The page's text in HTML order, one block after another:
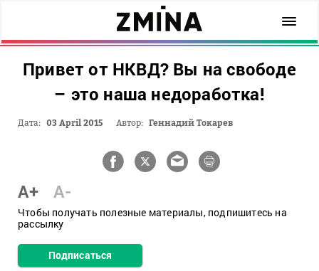
Привет от НКВД? Вы на свободе
– это наша недоработка!
Дата: 03 April 2015 Автор: Геннадий Токарев
A+ A-
Чтобы получать полезные материалы, подпишитесь на
рассылку
Подписаться